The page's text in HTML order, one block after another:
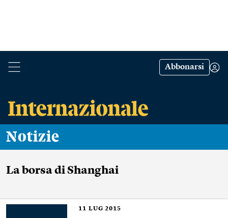
Abbonarsi
Notizie
La borsa di Shanghai
11 LUG 2015